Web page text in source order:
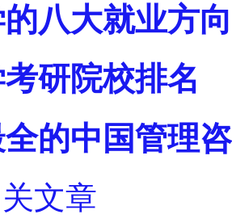
八大就业方
研院校排名
的中国管理
文章